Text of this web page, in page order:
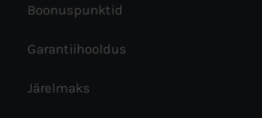
Boonuspunktid
Garantiihooldus
Järelmaks